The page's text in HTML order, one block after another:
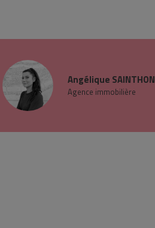
Angélique SAINTHON
Agence immobilière